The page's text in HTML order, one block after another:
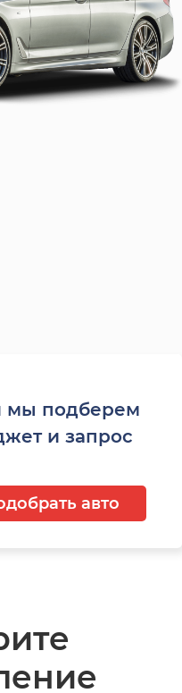
мы подберем
и запрос
авто